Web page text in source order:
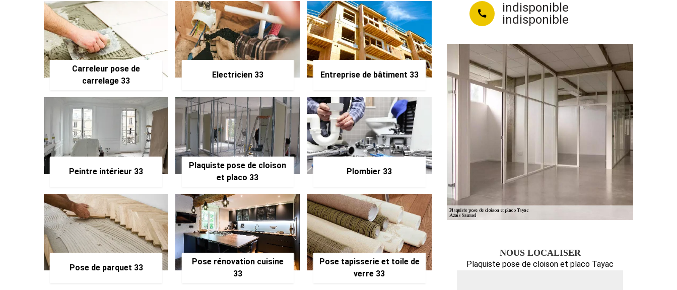
Carreleur pose de
carrelage 33
Electricien 33 Entreprise de bâtiment 33
Peintre intérieur 33
Plaquiste pose de cloison
et placo 33
Plombier 33
Pose de parquet 33
Pose rénovation cuisine
33
Pose tapisserie et toile de
verre 33
indisponible
indisponible
NOUS LOCALISER
Plaquiste pose de cloison et placo Tayac